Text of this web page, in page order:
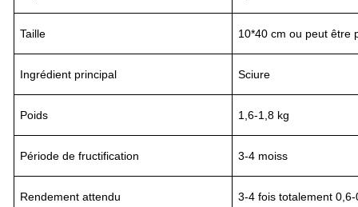
Taille 10*40 cm ou peut être
Ingrédient principal Sciure
Poids 1,6-1,8 kg
Période de fructification 3-4 moiss
Rendement attendu 3-4 fois totalement